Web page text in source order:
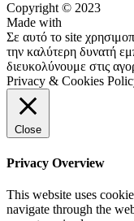
Copyright © 2023
Made with
Σε αυτό το site
την καλύτερη δυνατή
διευκολύνουμε στις
Privacy & Cookies
Close
Privacy Overview
This website uses
navigate through the